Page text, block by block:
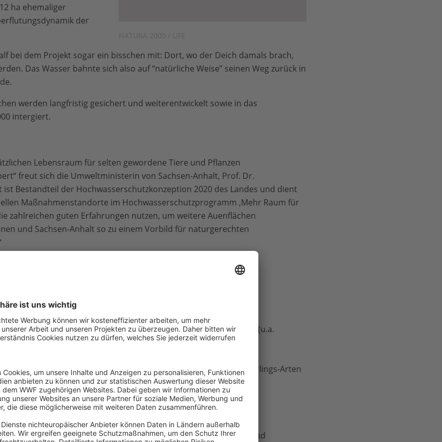
ha ehemaliger
der
bei dem Projekt sogar ein bisschen mit: Dort, wo der Deich damals brach,
Das Wasser bahnte sich also auf “natürliche Weise” seinen Weg zurück in
werden langfristig gesichert und weiterentwickelt sowie in das
intergiert.
Lebensraum für selten gewordene Tiere und Pflanzen
freut sich die Umweltministerin von Sachsen-Anhalt, Prof. Dr.
ist Bestandteil der Hochwasserschutzkonzeption 2020 des Landes und dient
Maßnahmenstandorte im Hochwasserschutzprogramm ‚Mehr Raum für
zahlreichen guten Erfahrungen nutzen, um weitere Auenflächen
und Sachsen-Anhalt so zu einem Vorbild für naturgerechten
Vockerode
im derzeitigen Polder und deren Umwandlung in Auengrünland (u.a.
Zum Video
für licht- und wärmebedürftige Käfer- und Schmetterlings-Arten
Eremit, Hirschkäfer);Zum Video
, welche aus nicht heimischen Baumarten
Hybridpappel) in standortgerechte Wälder;
innerhalb des heutigen Polders als auch im Bereich
zur Förderung bestimmter Amphibien (etwa der Rotbauchunke) und